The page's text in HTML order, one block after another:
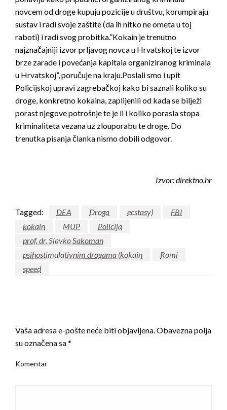
novcem od droge kupuju pozicije u društvu, korumpiraju
sustav i radi svoje zaštite (da ih nitko ne ometa u toj
raboti) i radi svog probitka.”Kokain je trenutno
najznačajniji izvor prljavog novca u Hrvatskoj te izvor
brze zarade i povećanja kapitala organiziranog kriminala
u Hrvatskoj”, poručuje na kraju.Poslali smo i upit
Policijskoj upravi zagrebačkoj kako bi saznali koliko su
droge, konkretno kokaina, zaplijenili od kada se bilježi
porast njegove potrošnje te je li i koliko porasla stopa
kriminaliteta vezana uz zlouporabu te droge. Do
trenutka pisanja članka nismo dobili odgovor.
Izvor: direktno.hr
Tagged: DEA Droga ecstasy)
FBI
kokain
MUP
Policija
prof. dr. Slavko Sakoman
psihostimulativnim drogama (kokain
Romi
speed
Vaša adresa e-pošte neće biti objavljena.Obavezna polja
su označena sa*
Komentar